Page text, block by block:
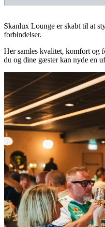
Skanlux Lounge er skabt til at
forbindelser.
Her samles kvalitet, komfort og
du og dine gæster kan nyde en